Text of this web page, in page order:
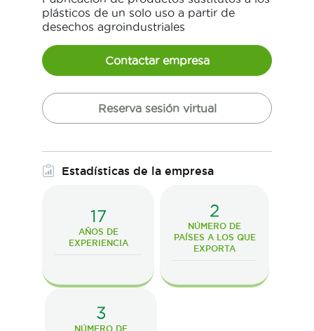
plásticos de un solo uso a partir de
desechos agroindustriales
Contactar empresa
Reserva sesión virtual
Estadísticas de la empresa
17
AÑOS DE
EXPERIENCIA
2
NÚMERO DE
PAÍSES A LOS QUE
EXPORTA
3
NÚMERO DE